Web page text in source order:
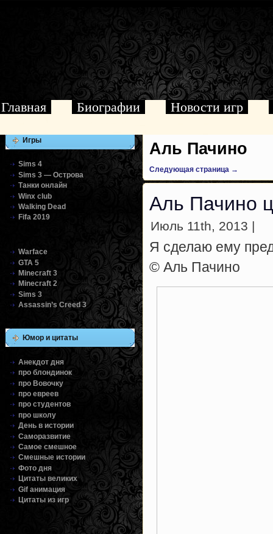
Главная Биографии Новости игр
Аль Пачино
Следующая страница →
Аль Пачино
Июль 11th, 2013 |
Я сделаю ему
© Аль Пачино
Игры
Sims 4
Sims 3 — Острова
Танки онлайн
Winx club
Walking Dead
Fifa 2019
Warface
GTA 5
Minecraft 3
Minecraft 2
Sims 3
Assassin’s Creed 3
Юмор и цитаты
Анекдот дня
про блондинок
про Вовочку
про евреев
про студентов
про школу
День в истории
Саморазвитие
Самое смешное
Смешные истории
Фото дня
Цитаты великих
Gif анимация
Цитаты из игр